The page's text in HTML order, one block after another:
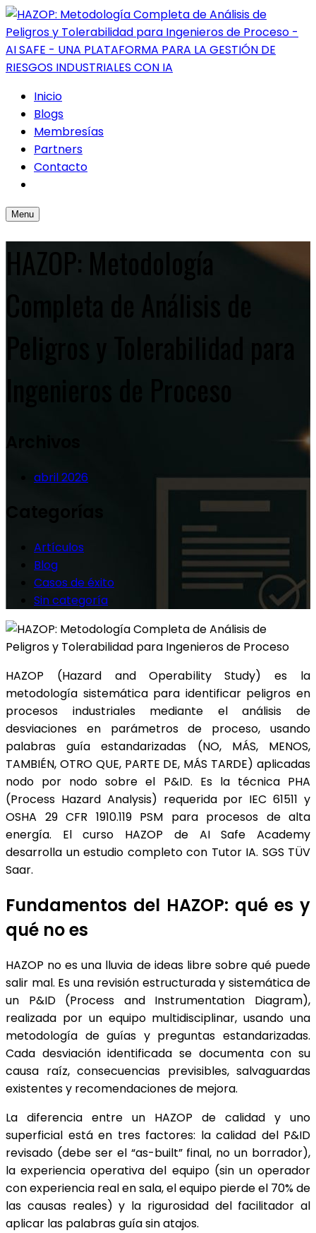
Inicio
Blogs
Membresías
Partners
Contacto
Menu
HAZOP: Metodología
abril 2026
Artículos
Blog
Casos de éxito
Sin categoría
HAZOP (Hazard and Operability Study) es la
metodología sistemática para identificar peligros en
procesos industriales mediante el análisis de
desviaciones en parámetros de proceso, usando
palabras guía estandarizadas (NO, MÁS, MENOS,
TAMBIÉN, OTRO QUE, PARTE DE, MÁS TARDE) aplicadas
nodo por nodo sobre el P&ID. Es la técnica PHA
(Process Hazard Analysis) requerida por IEC 61511 y
OSHA 29 CFR 1910.119 PSM para procesos de alta
energía. El curso HAZOP de AI Safe Academy
desarrolla un estudio completo con Tutor IA. SGS TÜV
Saar.
Fundamentos del HAZOP: qué es y
qué no es
HAZOP no es una lluvia de ideas libre sobre qué puede
salir mal. Es una revisión estructurada y sistemática de
un P&ID (Process and Instrumentation Diagram),
realizada por un equipo multidisciplinar, usando una
metodología de guías y preguntas estandarizadas.
Cada desviación identificada se documenta con su
causa raíz, consecuencias previsibles, salvaguardas
existentes y recomendaciones de mejora.
La diferencia entre un HAZOP de calidad y uno
superficial está en tres factores: la calidad del P&ID
revisado (debe ser el “as-built” final, no un borrador),
la experiencia operativa del equipo (sin un operador
con experiencia real en sala, el equipo pierde el 70% de
las causas reales) y la rigurosidad del facilitador al
aplicar las palabras guía sin atajos.